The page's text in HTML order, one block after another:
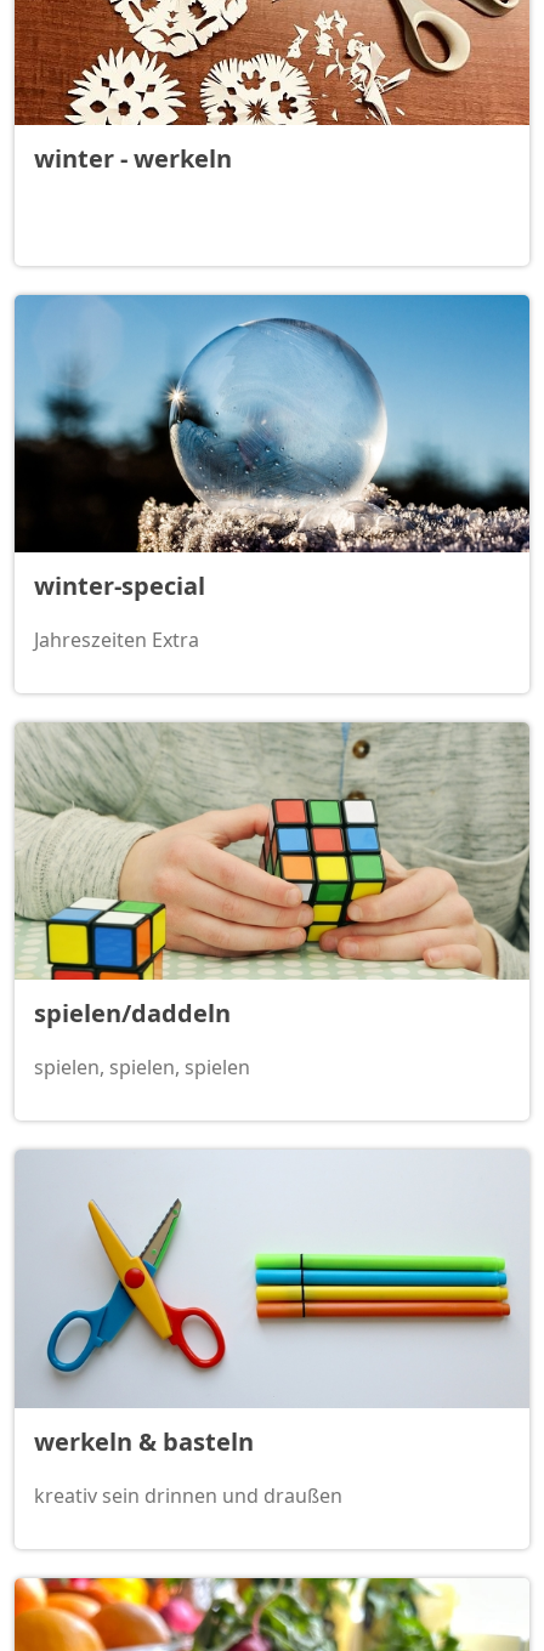
winter - werkeln
winter-special
Jahreszeiten Extra
spielen/daddeln
spielen, spielen, spielen
werkeln & basteln
kreativ sein drinnen und draußen